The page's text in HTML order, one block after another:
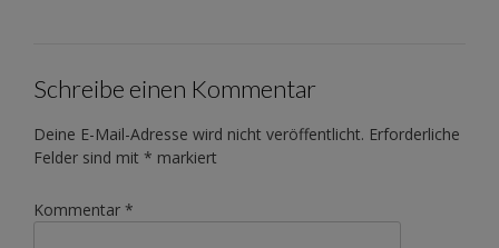
Schreibe einen Kommentar
Deine E-Mail-Adresse wird nicht veröffentlicht. Erforderliche
Felder sind mit * markiert
Kommentar *